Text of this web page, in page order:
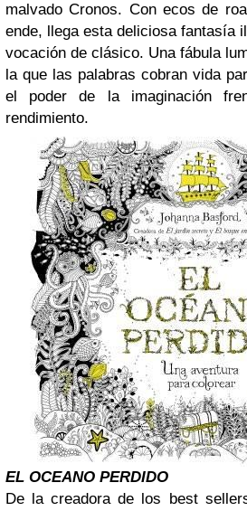
malvado Cronos. Con ecos de
ende, llega esta deliciosa fantasía
vocación de clásico. Una fábula
la que las palabras cobran vida
el poder de la imaginación
rendimiento.
EL OCEANO PERDIDO
De la creadora de los best